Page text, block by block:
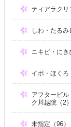
ティアラクリ
しわ・たるみ
ニキビ・にき
イボ・ほくろ
アフターピ
ク川越院（2）
未指定（96）